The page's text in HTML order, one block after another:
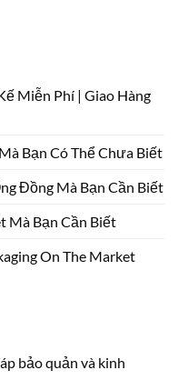
Miễn Phí | Giao Hàng
Bạn Có Thể Chưa Biết
Đồng Mà Bạn Cần Biết
Mà Bạn Cần Biết
On The Market
bảo quản và kinh